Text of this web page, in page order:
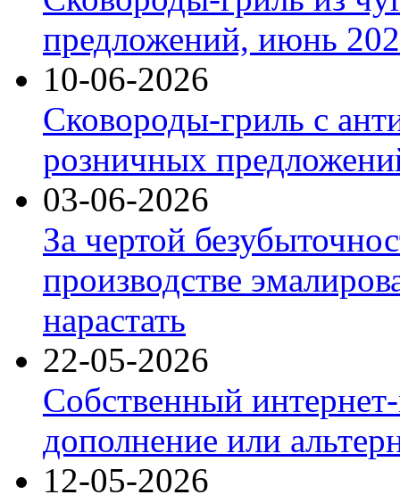
предложений, июнь
10-06-2026
Сковороды-гриль с
розничных
03-06-2026
За чертой
производстве
нарастать
22-05-2026
Собственный
дополнение или
12-05-2026